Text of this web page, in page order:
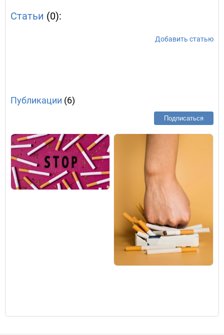
Статьи (0):
Добавить статью
Публикации (6)
Подписаться